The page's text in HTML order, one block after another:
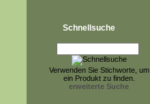
Schnellsuche
Verwenden Sie Stichworte, um
ein Produkt zu finden.
erweiterte Suche